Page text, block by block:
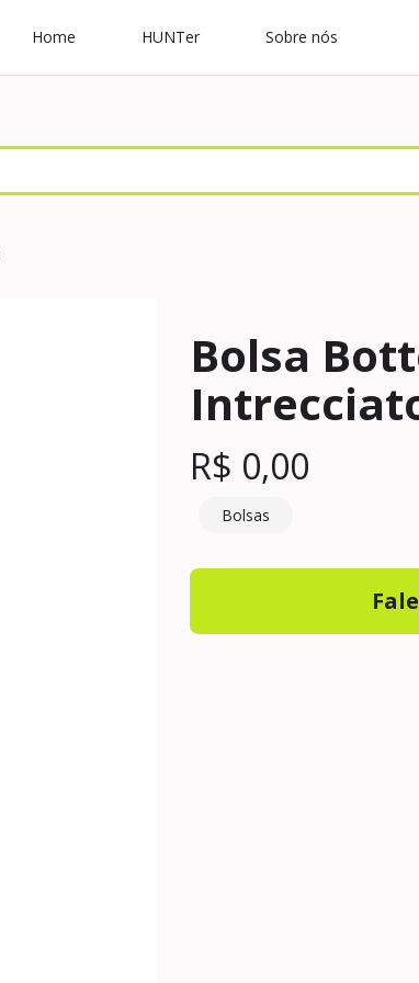
Home HUNTer Sobre nós
Bolsa
R$ 0,00
Bolsas